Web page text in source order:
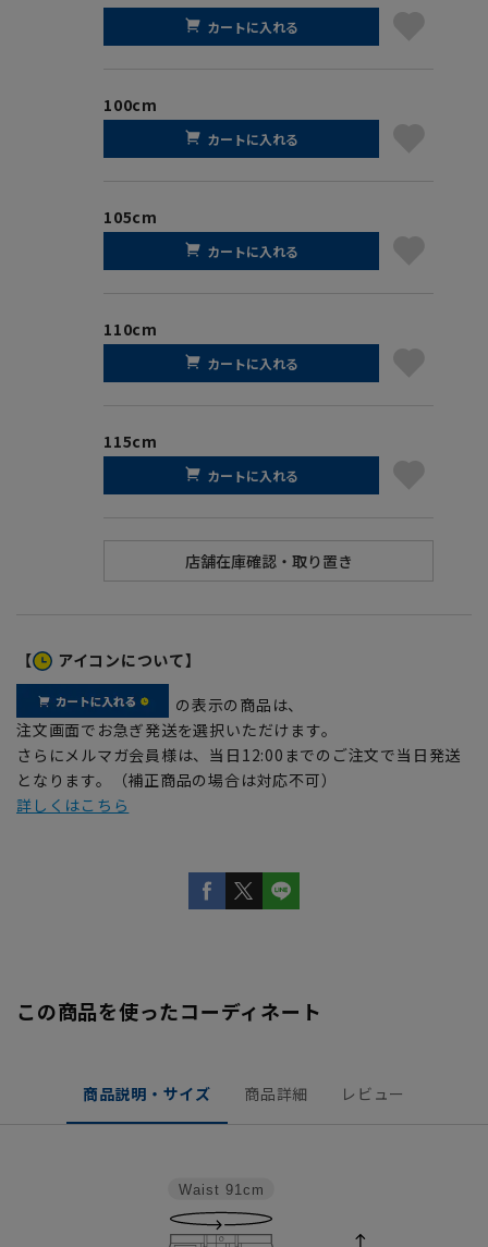
カートに入れる
100cm
カートに入れる
105cm
カートに入れる
110cm
カートに入れる
115cm
カートに入れる
【 アイコンについて】
の表示の商品は、
注文画面でお急ぎ発送を選択いただけます。
さらにメルマガ会員様は、当日12:00までのご注文で当日発送
となります。（補正商品の場合は対応不可）
詳しくはこちら
この商品を使ったコーディネート
商品説明・サイズ 商品詳細 レビュー
Waist 91cm